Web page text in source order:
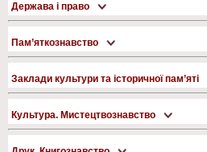
Держава і право
Пам’яткознавство
Заклади культури та історичної пам’яті
Культура. Мистецтвознавство